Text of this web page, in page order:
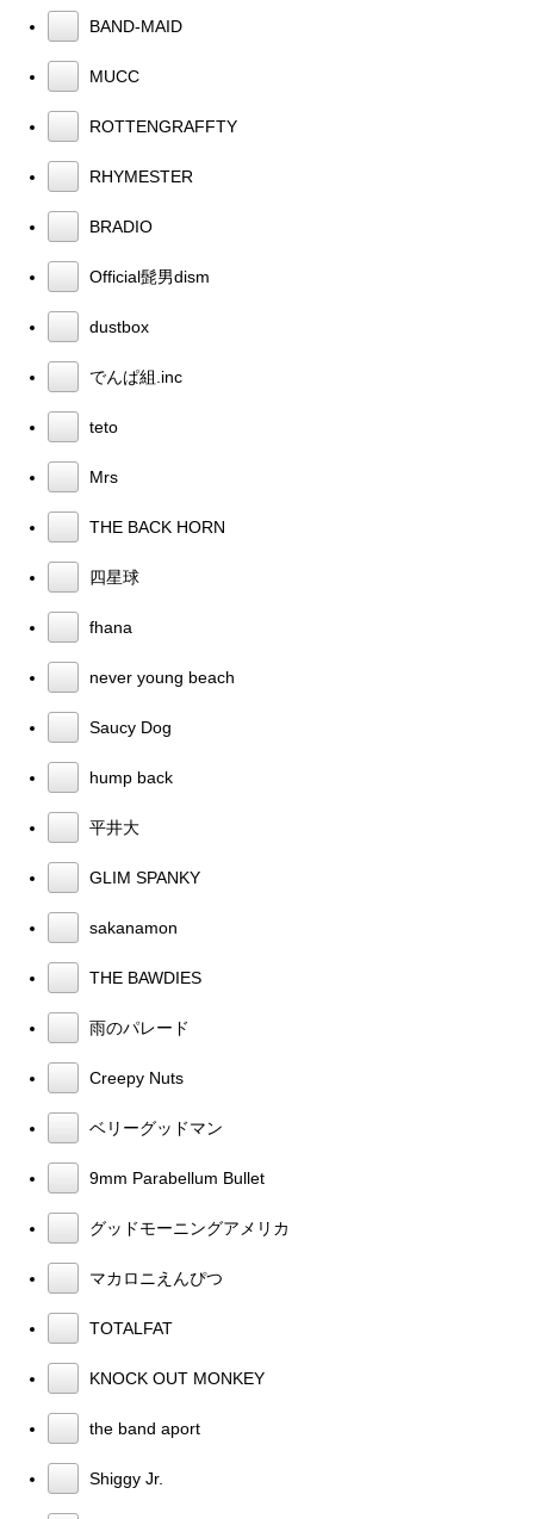
BAND-MAID
MUCC
ROTTENGRAFFTY
RHYMESTER
BRADIO
Official髭男dism
dustbox
でんぱ組.inc
teto
Mrs
THE BACK HORN
四星球
fhana
never young beach
Saucy Dog
hump back
平井大
GLIM SPANKY
sakanamon
THE BAWDIES
雨のパレード
Creepy Nuts
ベリーグッドマン
9mm Parabellum Bullet
グッドモーニングアメリカ
マカロニえんぴつ
TOTALFAT
KNOCK OUT MONKEY
the band aport
Shiggy Jr.